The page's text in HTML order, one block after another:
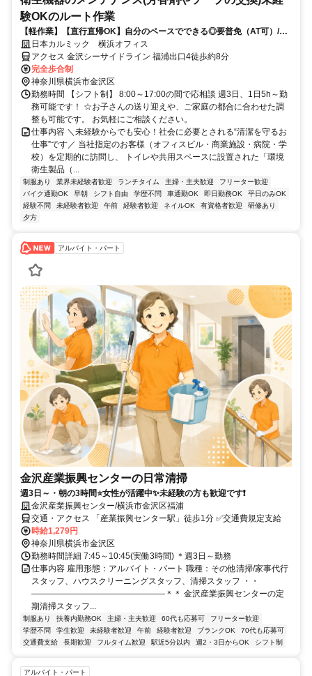
験OKのルート作業
【軽作業】【直行直帰OK】自分のペースでできる◎要普免（AT可）/車
持ち込みできる方歓迎！安定の大手企業で長く働けるオフィス・商業施
設のルート巡回・交換作業スタッフ募集！
日本カルミック 横浜オフィス
アクセス 金沢シーサイドライン 福浦出口4徒歩約8分
完全歩合制
神奈川県横浜市金沢区
勤務時間 【シフト制】 8:00～17:00の間で応相談 週3日、1日5h～勤
務可能です！ ☆お子さんの送り迎えや、ご家庭の都合に合わせた調
整も可能です。 お気軽にご相談ください。
仕事内容 ＼未経験からでも安心！社会に必要とされる“清潔を守るお
仕事”です／ 当社指定のお客様（オフィスビル・商業施設・病院・学
校）を定期的に訪問し、 トイレや共用スペースに設置された「環境
衛生製品（...
制服あり 業界未経験者歓迎 ランチタイム 主婦・主夫歓迎
フリーター歓迎
バイク通勤OK
早朝 シフト自由 学歴不問 車通勤OK 即日勤務OK
平日のみOK
経験不問
未経験者歓迎 午前 経験者歓迎 ネイルOK 有資格者歓迎
研修あり
夕方
アルバイト・パート
金沢産業振興センターの日常清掃
週3日～・朝の3時間⭐女性が活躍中✨未経験の方も歓迎です❗
金沢産業振興センター/横浜市金沢区福浦
交通・アクセス 「産業振興センター駅」徒歩1分 ✅交通費規定支給
時給1,279円
神奈川県横浜市金沢区
勤務時間詳細 7:45～10:45(実働3時間) ＊週3日～勤務
仕事内容 雇用形態：アルバイト・パート 職種：その他清掃/家事代行
スタッフ、ハウスクリーニングスタッフ、清掃スタッフ ・・
――――――――――――――――＊＊ 金沢産業振興センターの定
期清掃スタッフ...
制服あり 扶養内勤務OK 主婦・主夫歓迎 60代も応募可
フリーター歓迎
学歴不問
学生歓迎 未経験者歓迎 午前 経験者歓迎 ブランクOK
70代も応募可
交通費支給
長期歓迎 フルタイム歓迎 駅近5分以内 週2・3日からOK シフト制
アルバイト・パート